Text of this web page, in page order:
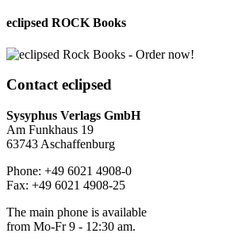
eclipsed ROCK Books
Contacteclipsed
Sysyphus Verlags GmbH
Am Funkhaus 19
63743 Aschaffenburg
Phone: +49 6021 4908-0
Fax: +49 6021 4908-25
The main phone is available
from Mo-Fr 9 - 12:30 am.